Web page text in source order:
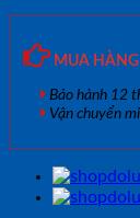
MUA
Bảo hành 12
Vận chuyển